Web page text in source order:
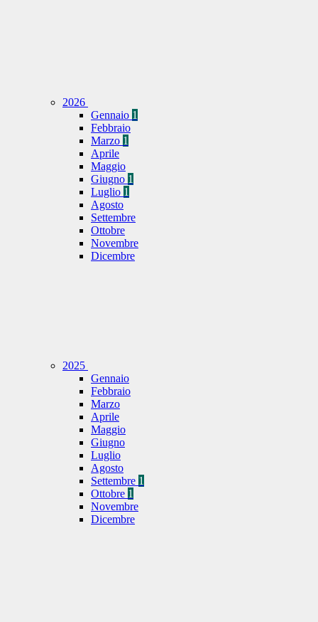
2026
Gennaio 1
Febbraio
Marzo 1
Aprile
Maggio
Giugno 1
Luglio 1
Agosto
Settembre
Ottobre
Novembre
Dicembre
2025
Gennaio
Febbraio
Marzo
Aprile
Maggio
Giugno
Luglio
Agosto
Settembre 1
Ottobre 1
Novembre
Dicembre